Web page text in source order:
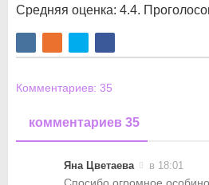
Средняя оценка: 4.4.
Комментариев: 35
комментариев 35
Яна Цветаева в 18:01